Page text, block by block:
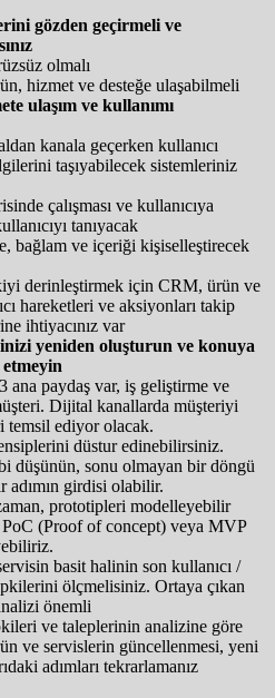
gözden geçirmeli ve
olmalı
hizmet ve desteğe ulaşabilmeli
ulaşım ve kullanımı
kanala geçerken kullanıcı
taşıyabilecek sistemleriniz
çalışması ve kullanıcıya
tanıyacak
bağlam ve içeriği kişiselleştirecek
derinleştirmek için CRM, ürün ve
hareketleri ve aksiyonları takip
ihtiyacınız var
yeniden oluşturun ve konuya
paydaş var, iş geliştirme ve
Dijital kanallarda müşteriyi
ediyor olacak.
düstur edinebilirsiniz.
düşünün, sonu olmayan bir döngü
adımın girdisi olabilir.
prototipleri modelleyebilir
(Proof of concept) veya MVP
basit halinin son kullanıcı /
ölçmelisiniz. Ortaya çıkan
önemli
ve taleplerinin analizine göre
ve servislerin güncellenmesi, yeni
adımları tekrarlamanız